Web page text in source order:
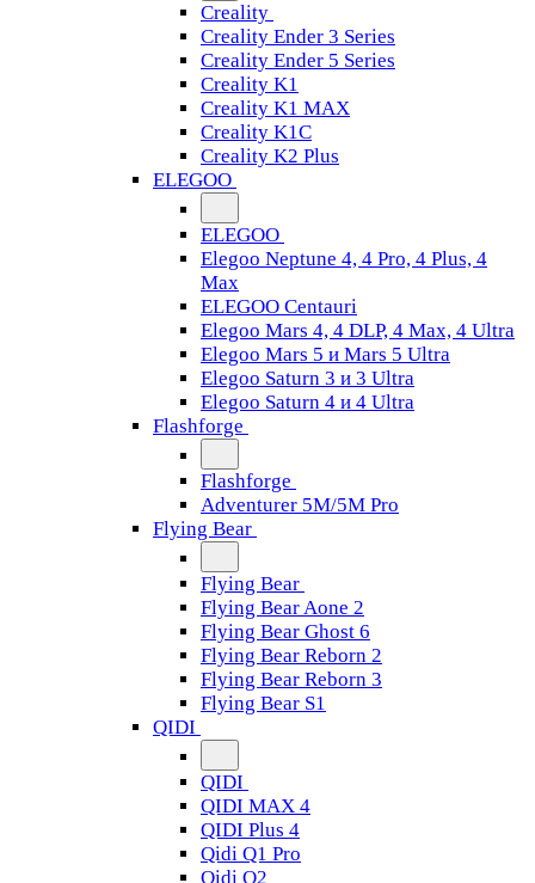
Creality
Creality Ender 3 Series
Creality Ender 5 Series
Creality K1
Creality K1 MAX
Creality K1C
Creality K2 Plus
ELEGOO
ELEGOO
Elegoo Neptune 4, 4 Pro, 4 Plus, 4
Max
ELEGOO Centauri
Elegoo Mars 4, 4 DLP, 4 Max, 4 Ultra
Elegoo Mars 5 и Mars 5 Ultra
Elegoo Saturn 3 и 3 Ultra
Elegoo Saturn 4 и 4 Ultra
Flashforge
Flashforge
Adventurer 5M/5M Pro
Flying Bear
Flying Bear
Flying Bear Aone 2
Flying Bear Ghost 6
Flying Bear Reborn 2
Flying Bear Reborn 3
Flying Bear S1
QIDI
QIDI
QIDI MAX 4
QIDI Plus 4
Qidi Q1 Pro
Qidi Q2